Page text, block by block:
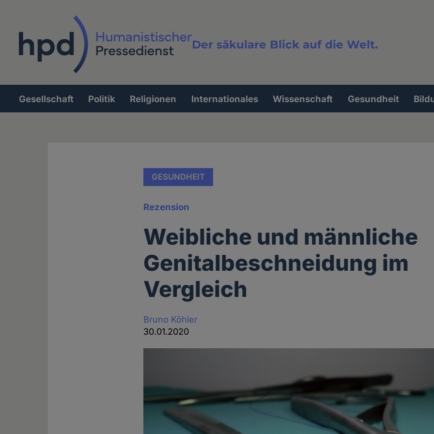
Der säkulare Blick auf die Welt.
Volltextsuche
Hauptnavigation
Gesellschaft Politik Religionen Internationales Wissenschaft Gesundheit
GESUNDHEIT
Rezension
Weibliche und männliche
Genitalbeschneidung im
Vergleich
Bruno Köhler
30.01.2020